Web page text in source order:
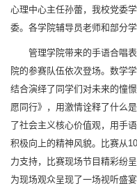
心理中心主任孙蕾，我校党委
委。各学院辅导员老师和部分
管理学院带来的手语合唱
院的参赛队伍依次登场。数学
结合演绎了同学们对未来的憧
愿同行》，用激情诠释了什么
了社会主义核心价值观，用手
积极向上的精神风貌。比赛从
力支持，比赛现场节目精彩纷
为现场观众呈现了一场视听盛宴